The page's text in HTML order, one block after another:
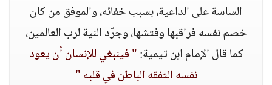
الساسة على الداعية، بسبب خفائه، والموفق من كان
خصم نفسه فراقبها وفتشها، وجرّد النية لرب العالمين،
كما قال الإمام ابن تيمية:" فينبغي للإنسان أن يعود
نفسه التفقه الباطن في قلبه "